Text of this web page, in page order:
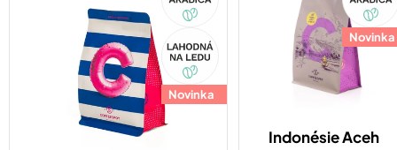
Novinka
Novinka
Indonésie Aceh